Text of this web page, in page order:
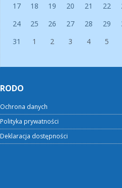
17
18 19 20 21 22
24
25 26 27 28 29
31
1 2 3 4 5
RODO
Ochrona danych
Polityka prywatności
Deklaracja dostępności